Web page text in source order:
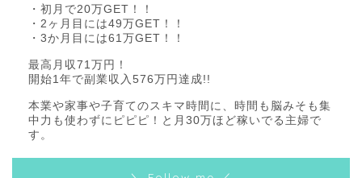
・初月で20万GET！！
・2ヶ月目には49万GET！！
・3か月目には61万GET！！
最高月収71万円！
開始1年で副業収入576万円達成!!
本業や家事や子育てのスキマ時間に、時間も脳みそも集
中力も使わずにピピピ！と月30万ほど稼いでる主婦で
す。